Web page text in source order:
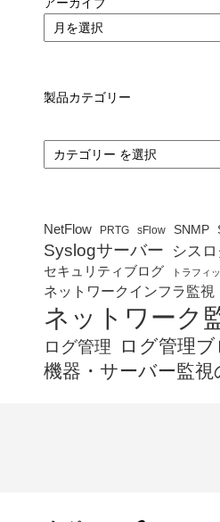
製品カテゴリー
カ
テ
ゴ
NetFlow PRTG sFlow SNMP
Syslogサーバー シス
セキュリティブログ トラフィ
ネットワークインフラ監視
ネットワーク
ログ管理
ログ管理
機器・サーバー監視